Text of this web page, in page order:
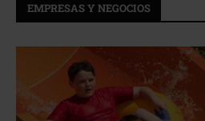
EMPRESAS Y NEGOCIOS